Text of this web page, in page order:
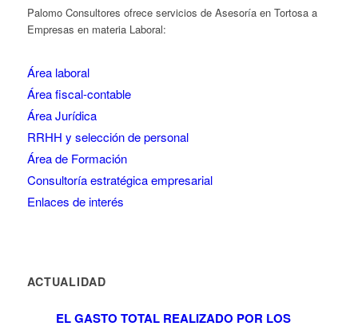
Palomo Consultores ofrece servicios de Asesoría en Tortosa a
Empresas en materia Laboral:
Área laboral
Área fiscal-contable
Área Jurídica
RRHH y selección de personal
Área de Formación
Consultoría estratégica empresarial
Enlaces de interés
ACTUALIDAD
EL GASTO TOTAL REALIZADO POR LOS